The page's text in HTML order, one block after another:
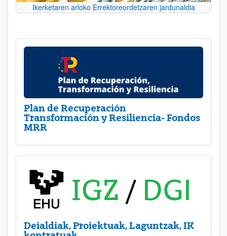
Ikerketaren arloko Errektoreordetzaren jardunaldia
Plan de Recuperación
Transformación y Resiliencia- Fondos
MRR
Deialdiak, Proiektuak, Laguntzak, IK